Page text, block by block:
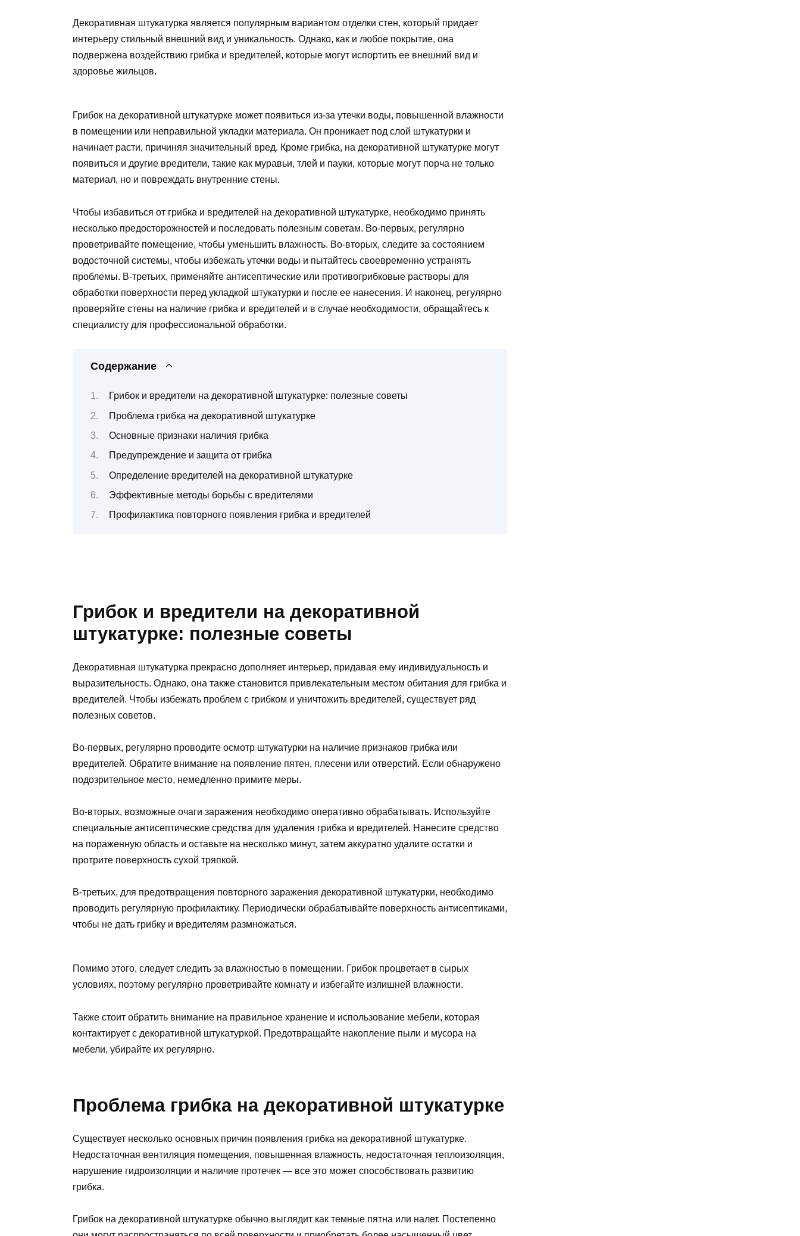
Декоративная штукатурка является популярным вариантом отделки стен, который придает
интерьеру стильный внешний вид и уникальность. Однако, как и любое покрытие, она
подвержена воздействию грибка и вредителей, которые могут испортить ее внешний вид и
здоровье жильцов.
Грибок на декоративной штукатурке может появиться из-за утечки воды, повышенной влажности
в помещении или неправильной укладки материала. Он проникает под слой штукатурки и
начинает расти, причиняя значительный вред. Кроме грибка, на декоративной штукатурке могут
появиться и другие вредители, такие как муравьи, тлей и пауки, которые могут порча не только
материал, но и повреждать внутренние стены.
Чтобы избавиться от грибка и вредителей на декоративной штукатурке, необходимо принять
несколько предосторожностей и последовать полезным советам. Во-первых, регулярно
проветривайте помещение, чтобы уменьшить влажность. Во-вторых, следите за состоянием
водосточной системы, чтобы избежать утечки воды и пытайтесь своевременно устранять
проблемы. В-третьих, применяйте антисептические или противогрибковые растворы для
обработки поверхности перед укладкой штукатурки и после ее нанесения. И наконец, регулярно
проверяйте стены на наличие грибка и вредителей и в случае необходимости, обращайтесь к
специалисту для профессиональной обработки.
Содержание
Грибок и вредители на декоративной штукатурке: полезные советы
Проблема грибка на декоративной штукатурке
Основные признаки наличия грибка
Предупреждение и защита от грибка
Определение вредителей на декоративной штукатурке
Эффективные методы борьбы с вредителями
Профилактика повторного появления грибка и вредителей
Грибок и вредители на декоративной
штукатурке: полезные советы
Декоративная штукатурка прекрасно дополняет интерьер, придавая ему индивидуальность и
выразительность. Однако, она также становится привлекательным местом обитания для грибка и
вредителей. Чтобы избежать проблем с грибком и уничтожить вредителей, существует ряд
полезных советов.
Во-первых, регулярно проводите осмотр штукатурки на наличие признаков грибка или
вредителей. Обратите внимание на появление пятен, плесени или отверстий. Если обнаружено
подозрительное место, немедленно примите меры.
Во-вторых, возможные очаги заражения необходимо оперативно обрабатывать. Используйте
специальные антисептические средства для удаления грибка и вредителей. Нанесите средство
на пораженную область и оставьте на несколько минут, затем аккуратно удалите остатки и
протрите поверхность сухой тряпкой.
В-третьих, для предотвращения повторного заражения декоративной штукатурки, необходимо
проводить регулярную профилактику. Периодически обрабатывайте поверхность антисептиками,
чтобы не дать грибку и вредителям размножаться.
Помимо этого, следует следить за влажностью в помещении. Грибок процветает в сырых
условиях, поэтому регулярно проветривайте комнату и избегайте излишней влажности.
Также стоит обратить внимание на правильное хранение и использование мебели, которая
контактирует с декоративной штукатуркой. Предотвращайте накопление пыли и мусора на
мебели, убирайте их регулярно.
Проблема грибка на декоративной штукатурке
Существует несколько основных причин появления грибка на декоративной штукатурке.
Недостаточная вентиляция помещения, повышенная влажность, недостаточная теплоизоляция,
нарушение гидроизоляции и наличие протечек — все это может способствовать развитию
грибка.
Грибок на декоративной штукатурке обычно выглядит как темные пятна или налет. Постепенно